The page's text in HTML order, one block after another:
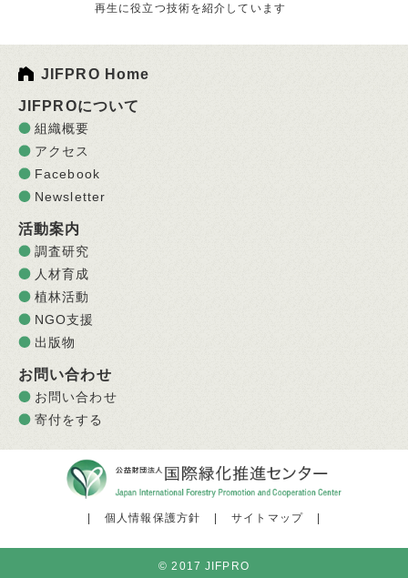
再生に役立つ技術を紹介しています
JIFPRO Home
JIFPROについて
組織概要
アクセス
Facebook
Newsletter
活動案内
調査研究
人材育成
植林活動
NGO支援
出版物
お問い合わせ
お問い合わせ
寄付をする
個人情報保護方針 サイトマップ
© 2017 JIFPRO